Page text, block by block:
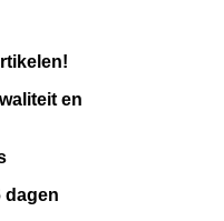
en
dagen